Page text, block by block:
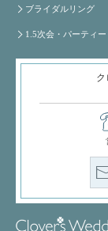
ブライダルリング
1.5次会・パーティー